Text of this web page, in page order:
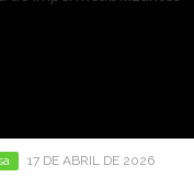
17 DE ABRIL DE 2026